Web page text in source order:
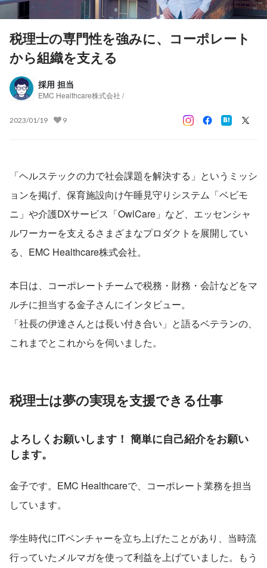
税理士の専門性を強みに、コーポレート
から組織を支える
採用 担当
EMC Healthcare株式会社 /
2023/01/19 9
「ヘルステックの力で社会課題を解決する」というミッシ
ョンを掲げ、保育施設向け午睡見守りシステム「ベビモ
ニ」や介護DXサービス「OwlCare」など、エッセンシャ
ルワーカーを支えるさまざまなプロダクトを展開してい
る、EMC Healthcare株式会社。
本日は、コーポレートチームで税務・財務・会計などをマ
ルチに担当する金子さんにインタビュー。
「社長の伊達さんとは長い付き合い」と語るベテランの、
これまでとこれからを伺いました。
税理士は夢の実現を支援できる仕事
よろしくお願いします！ 簡単に自己紹介をお願い
します。
金子です。EMC Healthcareで、コーポレート業務を担当
しています。
学生時代にITベンチャーを立ち上げたことがあり、当時流
行っていたメルマガを使って利益を上げていました。もう